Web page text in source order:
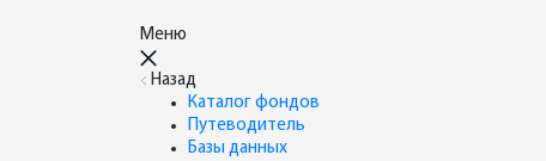
Меню
Назад
Каталог фондов
Путеводитель
Базы данных